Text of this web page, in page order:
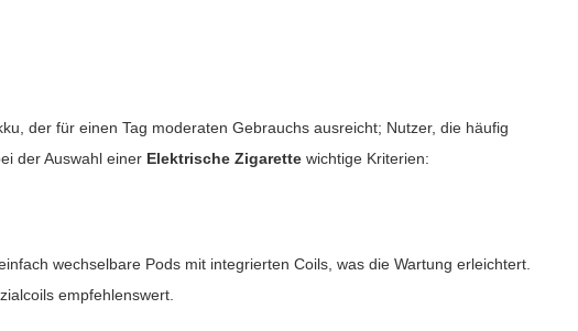
der für einen Tag moderaten Gebrauchs ausreicht; Nutzer, die häufig
der Auswahl einer Elektrische Zigarette wichtige Kriterien:
wechselbare Pods mit integrierten Coils, was die Wartung erleichtert.
empfehlenswert.